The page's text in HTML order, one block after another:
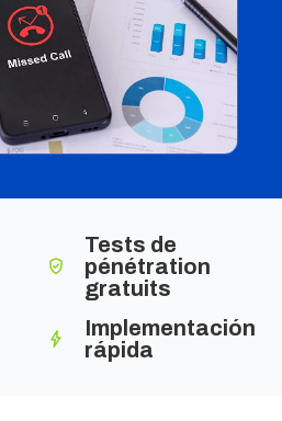
Tests de
pénétration
gratuits
Implementación
rápida